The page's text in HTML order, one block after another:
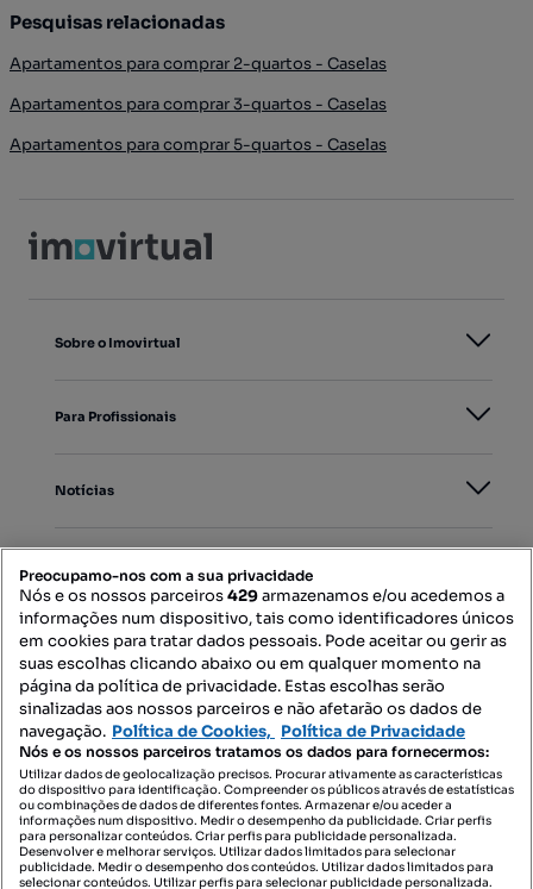
Pesquisas relacionadas
Apartamentos para comprar 2-quartos - Caselas
Apartamentos para comprar 3-quartos - Caselas
Apartamentos para comprar 5-quartos - Caselas
Sobre o Imovirtual
Para Profissionais
Notícias
Mapa do Site
Contacte-nos
SIGA-NOS:
Preocupamo-nos com a sua privacidade
Nós e os nossos parceiros429armazenamos e/ou acedemos a
informações num dispositivo, tais como identificadores únicos
em cookies para tratar dados pessoais. Pode aceitar ou gerir as
suas escolhas clicando abaixo ou em qualquer momento na
página da política de privacidade. Estas escolhas serão
sinalizadas aos nossos parceiros e não afetarão os dados de
navegação. Política de Cookies, Política de Privacidade
Nós e os nossos parceiros tratamos os dados para fornecermos:
Utilizar dados de geolocalização precisos. Procurar ativamente as características
do dispositivo para identificação. Compreender os públicos através de estatísticas
ou combinações de dados de diferentes fontes. Armazenar e/ou aceder a
informações num dispositivo. Medir o desempenho da publicidade. Criar perfis
para personalizar conteúdos. Criar perfis para publicidade personalizada.
Desenvolver e melhorar serviços. Utilizar dados limitados para selecionar
publicidade. Medir o desempenho dos conteúdos. Utilizar dados limitados para
selecionar conteúdos. Utilizar perfis para selecionar publicidade personalizada.